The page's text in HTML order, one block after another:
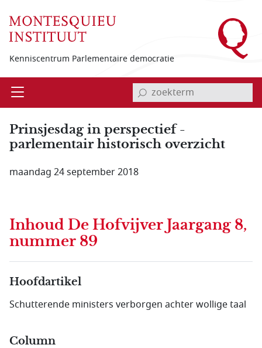
Kenniscentrum Parlementaire democratie
Open invoerveld zoekterm
Prinsjesdag in perspectief -
parlementair historisch overzicht
maandag 24 september 2018
Inhoud De Hofvijver Jaargang 8,
nummer 89
Hoofdartikel
Schutterende ministers verborgen achter wollige taal
Column